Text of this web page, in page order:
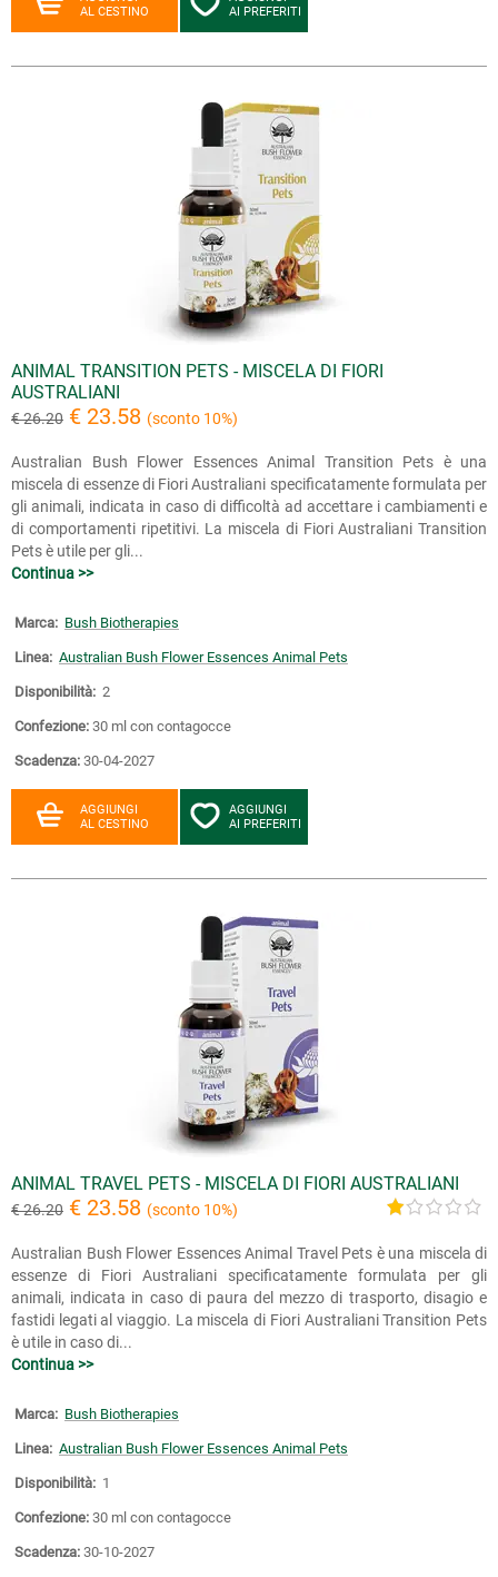
AL CESTINO
AI PREFERITI
ANIMAL TRANSITION PETS - MISCELA DI FIORI
AUSTRALIANI
€ 26.20 € 23.58 (sconto 10%)
Australian Bush Flower Essences Animal Transition Pets è una
miscela di essenze di Fiori Australiani specificatamente formulata per
gli animali, indicata in caso di difficoltà ad accettare i cambiamenti e
di comportamenti ripetitivi. La miscela di Fiori Australiani Transition
Pets è utile per gli...
Continua >>
Marca: Bush Biotherapies
Linea: Australian Bush Flower Essences Animal Pets
Disponibilità: 2
Confezione: 30 ml con contagocce
Scadenza: 30-04-2027
AGGIUNGI
AL CESTINO
AGGIUNGI
AI PREFERITI
ANIMAL TRAVEL PETS - MISCELA DI FIORI AUSTRALIANI
€ 26.20 € 23.58 (sconto 10%)
Australian Bush Flower Essences Animal Travel Pets è una miscela di
essenze di Fiori Australiani specificatamente formulata per gli
animali, indicata in caso di paura del mezzo di trasporto, disagio e
fastidi legati al viaggio. La miscela di Fiori Australiani Transition Pets
è utile in caso di...
Continua >>
Marca: Bush Biotherapies
Linea: Australian Bush Flower Essences Animal Pets
Disponibilità: 1
Confezione: 30 ml con contagocce
Scadenza: 30-10-2027